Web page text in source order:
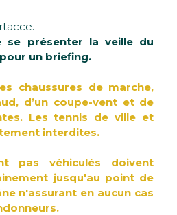
présenter la veille du
un briefing.
chaussures de marche,
d’un coupe-vent et de
Les tennis de ville et
interdites.
pas véhiculés doivent
jusqu'au point de
n'assurant en aucun cas